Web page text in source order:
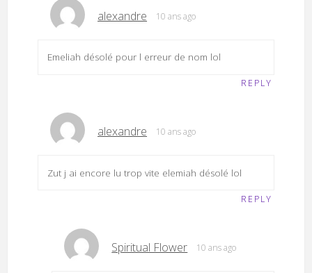
alexandre 10 ans ago
Emeliah désolé pour l erreur de nom lol
REPLY
alexandre 10 ans ago
Zut j ai encore lu trop vite elemiah désolé lol
REPLY
Spiritual Flower 10 ans ago